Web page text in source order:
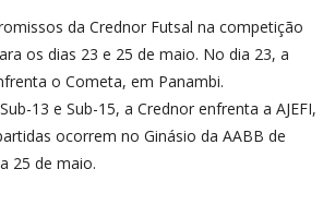
da Crednor Futsal na competição
os dias 23 e 25 de maio. No dia 23, a
o Cometa, em Panambi.
13 e Sub-15, a Crednor enfrenta a AJEFI,
ocorrem no Ginásio da AABB de
25 de maio.